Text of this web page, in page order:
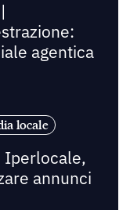
agentica
locale
Iperlocale,
annunci